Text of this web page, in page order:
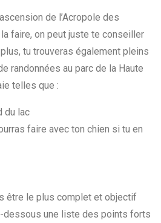
de l’Acropole des
faire, on peut juste te conseiller
tu trouveras également pleins
randonnées au parc de la Haute
telles que :
du lac
faire avec ton chien si tu en
être le plus complet et objectif
une liste des points forts